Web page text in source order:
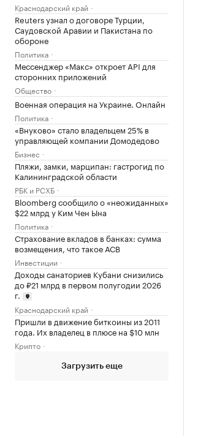
Краснодарский край
Reuters узнал о договоре Турции,
Саудовской Аравии и Пакистана по
обороне
Политика
Мессенджер «Макс» откроет API для
сторонних приложений
Общество
Военная операция на Украине. Онлайн
Политика
«Внуково» стало владельцем 25% в
управляющей компании Домодедово
Бизнес
Пляжи, замки, марципан: гастрогид по
Калининградской области
РБК и РСХБ
Bloomberg сообщило о «неожиданных»
$22 млрд у Ким Чен Ына
Политика
Страхование вкладов в банках: сумма
возмещения, что такое АСВ
Инвестиции
Доходы санаториев Кубани снизились
до ₽21 млрд в первом полугодии 2026
г.
Краснодарский край
Пришли в движение биткоины из 2011
года. Их владелец в плюсе на $10 млн
Крипто
Загрузить еще